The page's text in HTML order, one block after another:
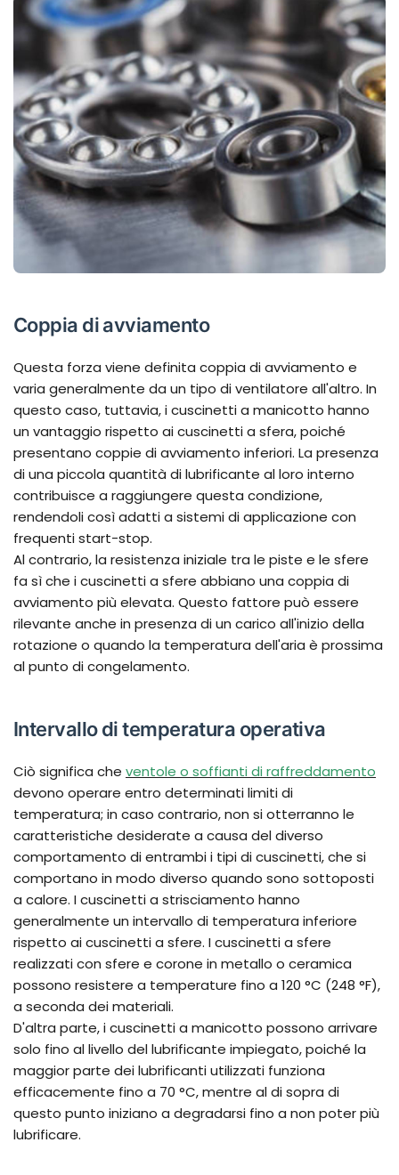
Coppia di avviamento
Questa forza viene definita coppia di avviamento e
varia generalmente da un tipo di ventilatore all'altro. In
questo caso, tuttavia, i cuscinetti a manicotto hanno
un vantaggio rispetto ai cuscinetti a sfera, poiché
presentano coppie di avviamento inferiori. La presenza
di una piccola quantità di lubrificante al loro interno
contribuisce a raggiungere questa condizione,
rendendoli così adatti a sistemi di applicazione con
frequenti start-stop.
Al contrario, la resistenza iniziale tra le piste e le sfere
fa sì che i cuscinetti a sfere abbiano una coppia di
avviamento più elevata. Questo fattore può essere
rilevante anche in presenza di un carico all'inizio della
rotazione o quando la temperatura dell'aria è prossima
al punto di congelamento.
Intervallo di temperatura operativa
Ciò significa che ventole o soffianti di raffreddamento
devono operare entro determinati limiti di
temperatura; in caso contrario, non si otterranno le
caratteristiche desiderate a causa del diverso
comportamento di entrambi i tipi di cuscinetti, che si
comportano in modo diverso quando sono sottoposti
a calore. I cuscinetti a strisciamento hanno
generalmente un intervallo di temperatura inferiore
rispetto ai cuscinetti a sfere. I cuscinetti a sfere
realizzati con sfere e corone in metallo o ceramica
possono resistere a temperature fino a 120 °C (248 °F),
a seconda dei materiali.
D'altra parte, i cuscinetti a manicotto possono arrivare
solo fino al livello del lubrificante impiegato, poiché la
maggior parte dei lubrificanti utilizzati funziona
efficacemente fino a 70 °C, mentre al di sopra di
questo punto iniziano a degradarsi fino a non poter più
lubrificare.